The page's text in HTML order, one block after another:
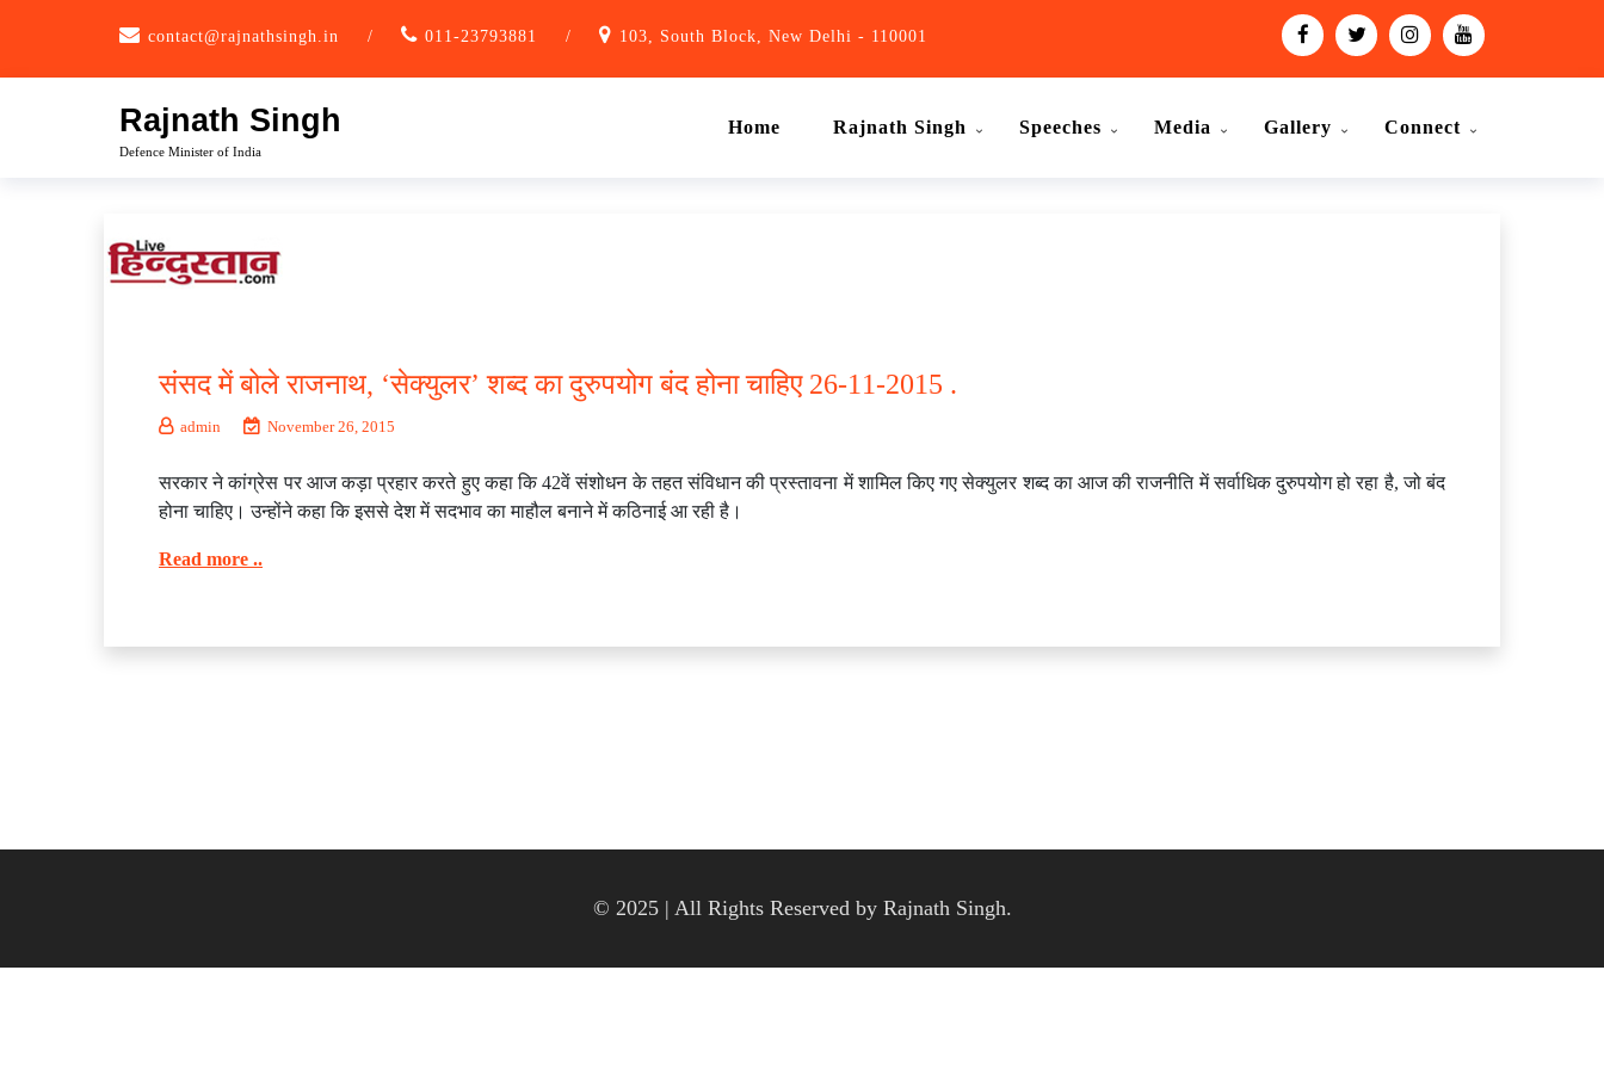
contact@rajnathsingh.in / 011-23793881 / 103, South Block, New Delhi - 110001
Rajnath Singh
Defence Minister of India
Home Rajnath Singh Speeches Media Gallery Connect
संसद में बोले राजनाथ, ‘सेक्युलर’ शब्द का दुरुपयोग बंद होना चाहिए 26-11-2015 .
admin November 26, 2015
सरकार ने कांग्रेस पर आज कड़ा प्रहार करते हुए कहा कि 42वें संशोधन के तहत संविधान की प्रस्तावना में शामिल किए गए सेक्युलर शब्द का आज की राजनीति में सर्वाधिक दुरुपयोग हो रहा है, जो बंद
होना चाहिए। उन्होंने कहा कि इससे देश में सदभाव का माहौल बनाने में कठिनाई आ रही है।
Read more ..
© 2025 | All Rights Reserved by Rajnath Singh.